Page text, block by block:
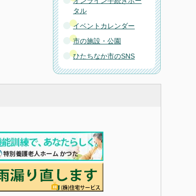
タル
イベントカレンダー
市の施設・公園
ひたちなか市のSNS